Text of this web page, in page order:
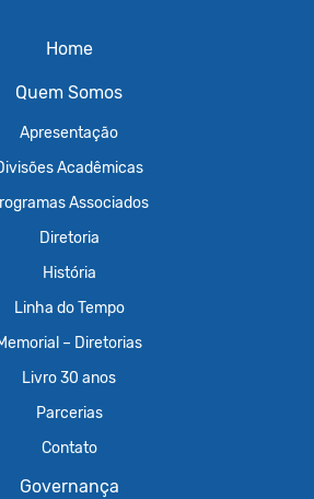
Home
Quem Somos
Apresentação
Acadêmicas
Associados
Diretoria
História
Linha do Tempo
– Diretorias
Livro 30 anos
Parcerias
Contato
Governança